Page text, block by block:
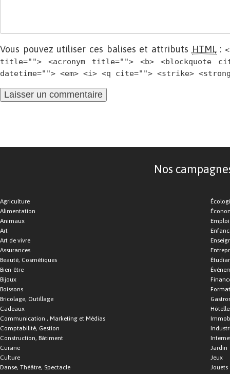
Vous pouvez utiliser ces balises et attributs HTML:
title=""> <acronym title=""> <b> <blockquote
datetime=""> <em> <i> <q cite=""> <strike>
Nos
Agriculture
Alimentation
Animaux
Art
Art de vivre
Assurances
Beauté, Cosmétiques
Bien-être
Bijoux
Boissons
Bricolage, Outillage
Cadeaux
Communication , Marketing et Médias
Comptabilité, Gestion
Construction, Bâtiment
Cuisine
Culture
Danse, Théâtre, Spectacle
Emploi
Jardin
Jeux
Jouets